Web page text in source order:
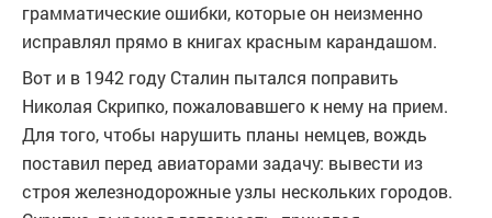
грамматические ошибки, которые он неизменно
исправлял прямо в книгах красным карандашом.
Вот и в 1942 году Сталин пытался поправить
Николая Скрипко, пожаловавшего к нему на прием.
Для того, чтобы нарушить планы немцев, вождь
поставил перед авиаторами задачу: вывести из
строя железнодорожные узлы нескольких городов.